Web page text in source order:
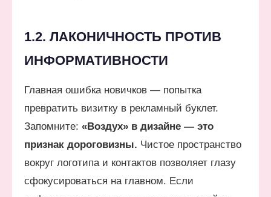
1.2. ЛАКОНИЧНОСТЬ ПРОТИВ
ИНФОРМАТИВНОСТИ
Главная ошибка новичков — попытка
превратить визитку в рекламный буклет.
Запомните: «Воздух» в дизайне — это
признак дороговизны. Чистое пространство
вокруг логотипа и контактов позволяет глазу
сфокусироваться на главном. Если